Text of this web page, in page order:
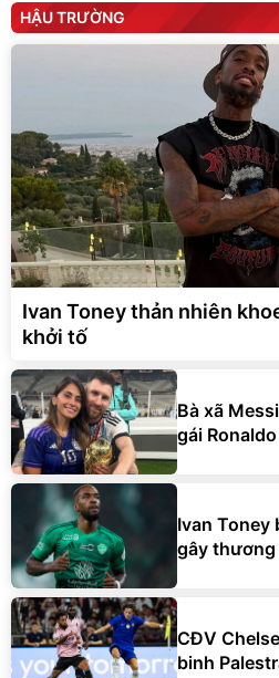
HẬU TRƯỜNG
Ivan Toney thản nhiên
khởi tố
Bà xã
gái
Ivan Toney
gây
CĐV
binh